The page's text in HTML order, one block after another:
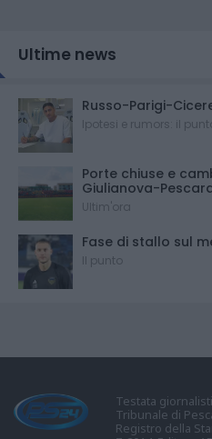
Ultime news
Russo-Parigi-
Ipotesi e rumors: il
Porte chiuse e
Giulianova-
Ultim'ora
Fase di stallo sul
Il punto
Testata
Tribunale di
Registro della